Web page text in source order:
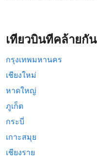
เที่ยวบินที่คล้ายกัน
กรุงเทพมหานคร
เชียงใหม่
หาดใหญ่
ภูเก็ต
กระบี่
เกาะสมุย
เชียงราย